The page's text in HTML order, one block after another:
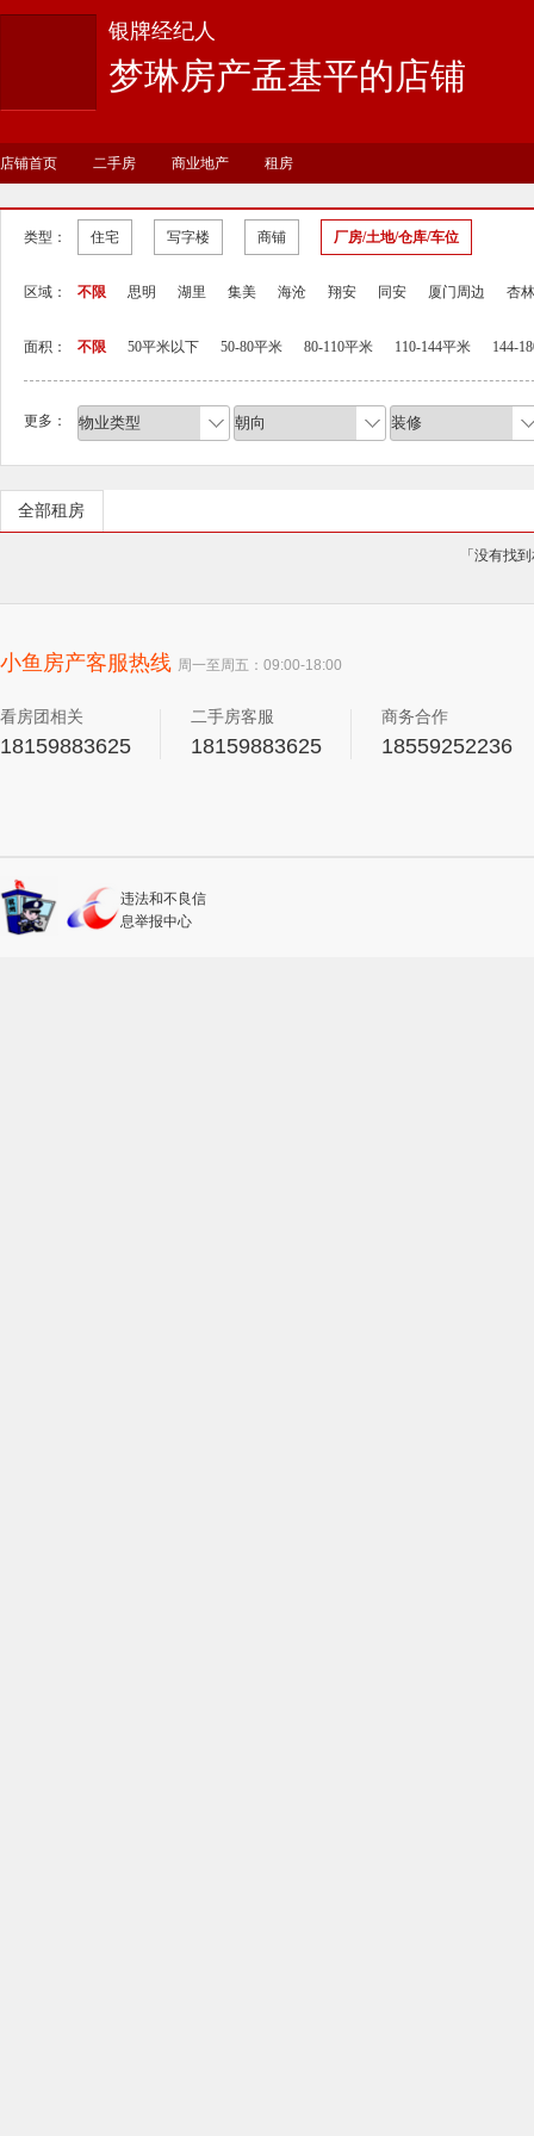
银牌经纪人
梦琳房产孟基平的店铺
店铺首页 二手房 商业地产 租房
类型： 住宅 写字楼 商铺 厂房/土地/仓库/车位
区域： 不限 思明 湖里 集美 海沧 翔安 同安 厦门周边 杏林
面积： 不限 50平米以下 50-80平米 80-110平米 110-144平米 144-
更多：
全部租房
「没有找
小鱼房产客服热线 周一至周五：09:00-18:00
看房团相关
18159883625
二手房客服
18159883625
商务合作
18559252236
违法和不良信
息举报中心